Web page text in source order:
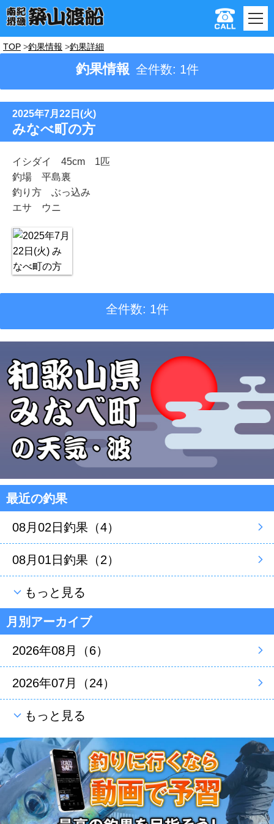
TOP 釣果情報 釣果詳細
釣果情報 全件数: 1件
2025年7月22日(火)
みなべ町の方
イシダイ 45cm 1匹
釣場 平島裏
釣り方 ぶっ込み
エサ ウニ
全件数: 1件
最近の釣果
08月02日釣果（4）
08月01日釣果（2）
もっと見る
月別アーカイブ
2026年08月（6）
2026年07月（24）
もっと見る